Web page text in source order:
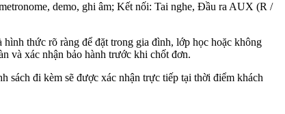
demo, ghi âm; Kết nối: Tai nghe, Đầu ra AUX (R /
thức rõ ràng để đặt trong gia đình, lớp học hoặc không
và xác nhận bảo hành trước khi chốt đơn.
sách đi kèm sẽ được xác nhận trực tiếp tại thời điểm khách